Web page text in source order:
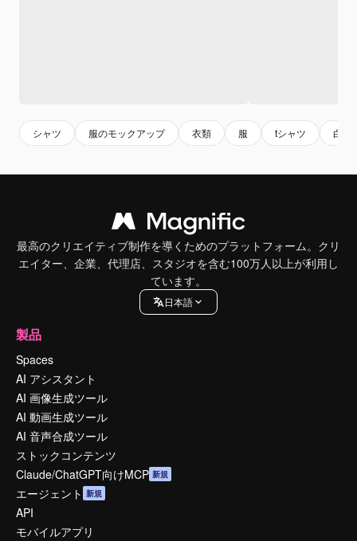
シャツ 服のモックアップ 衣類 服 tシャツ 白い
最高のクリエイティブ制作を導くためのプラットフォーム。クリ
エイター、企業、代理店、スタジオを含む100万人以上が利用し
ています。
日本語
製品
Spaces
AI アシスタント
AI 画像生成ツール
AI 動画生成ツール
AI 音声合成ツール
ストックコンテンツ
Claude/ChatGPT向けMCP 新規
エージェント 新規
API
モバイルアプリ